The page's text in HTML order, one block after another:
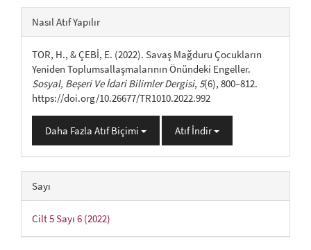
Nasıl Atıf Yapılır
TOR, H., & ÇEBİ, E. (2022). Savaş Mağduru Çocukların
Yeniden Toplumsallaşmalarının Önündeki Engeller.
Sosyal, Beşeri Ve İdari Bilimler Dergisi, 5(6), 800–812.
https://doi.org/10.26677/TR1010.2022.992
Daha Fazla Atıf Biçimi Atıf İndir
Sayı
Cilt 5 Sayı 6 (2022)